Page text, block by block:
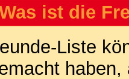
ist die
Liste